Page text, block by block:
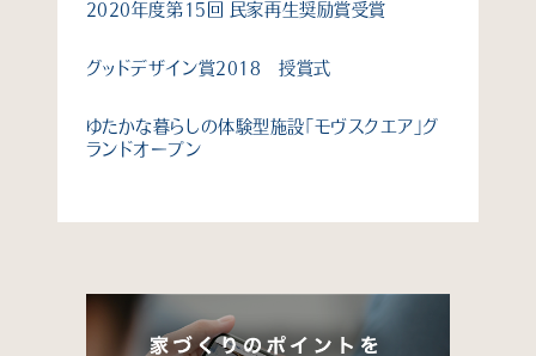
2020年度第15回 民家再生奨励賞受賞
グッドデザイン賞2018 授賞式
ゆたかな暮らしの体験型施設「モヴスクエア」グ
ランドオープン